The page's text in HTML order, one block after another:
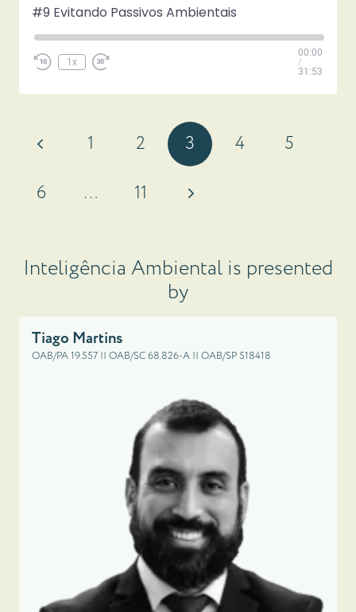
#9 Evitando Passivos Ambientais
Episode
1x
00:00
/
31:53
1 2 3 4
5
6
… 11
Inteligência Ambiental is presented
by
Tiago Martins
OAB/PA 19.557 || OAB/SC 68.826-A || OAB/SP 518418